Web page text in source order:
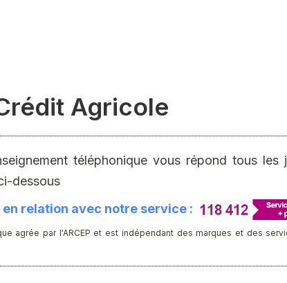
Agricole
téléphonique vous répond tous
dessous
relation avec notre service :
agrée par l'ARCEP et est indépendant des marques et des